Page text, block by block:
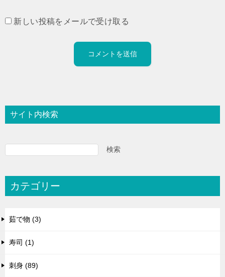
新しい投稿をメールで受け取る
サイト内検索
検索
カテゴリー
茹で物 (3)
寿司 (1)
刺身 (89)